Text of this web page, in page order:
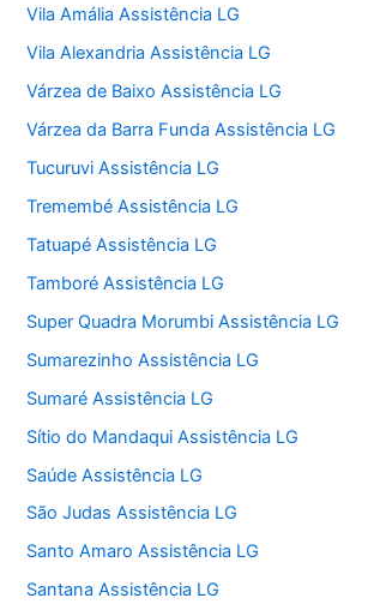
Vila Amália Assistência LG
Vila Alexandria Assistência LG
Várzea de Baixo Assistência LG
Várzea da Barra Funda Assistência LG
Tucuruvi Assistência LG
Tremembé Assistência LG
Tatuapé Assistência LG
Tamboré Assistência LG
Super Quadra Morumbi Assistência LG
Sumarezinho Assistência LG
Sumaré Assistência LG
Sítio do Mandaqui Assistência LG
Saúde Assistência LG
São Judas Assistência LG
Santo Amaro Assistência LG
Santana Assistência LG